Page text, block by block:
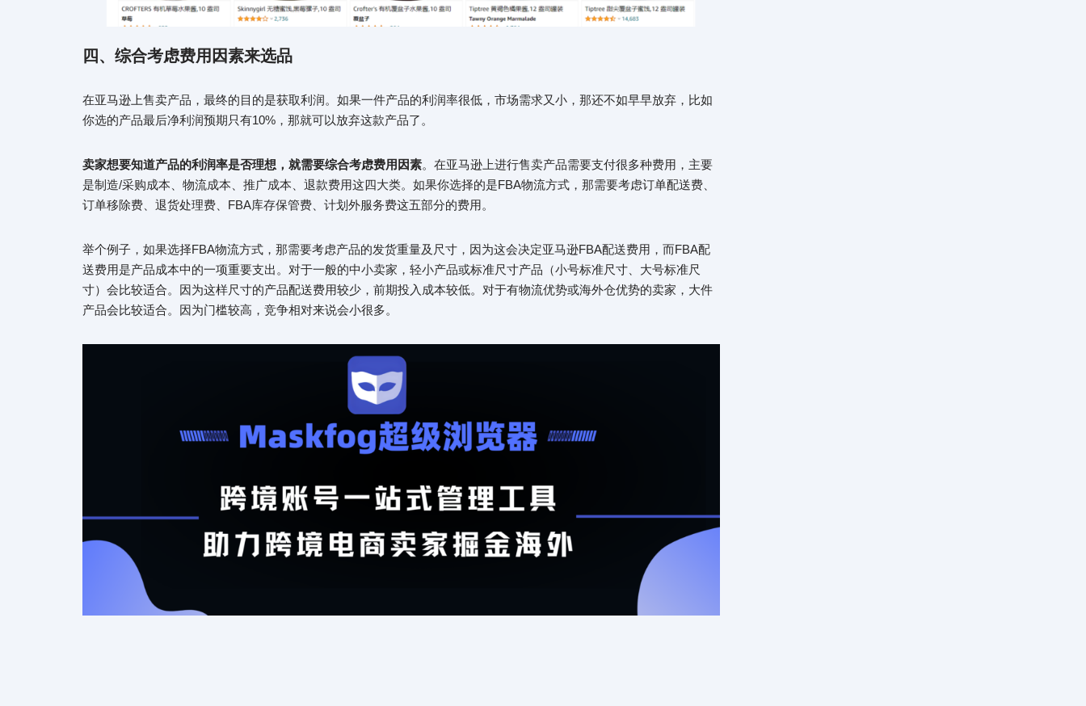
四、综合考虑费用因素来选品
在亚马逊上售卖产品，最终的目的是获取利润。如果一件产品的利润率很低，市场需求又小，那还不如早早放弃，比如
你选的产品最后净利润预期只有10%，那就可以放弃这款产品了。
卖家想要知道产品的利润率是否理想，就需要综合考虑费用因素。在亚马逊上进行售卖产品需要支付很多种费用，主要
是制造/采购成本、物流成本、推广成本、退款费用这四大类。如果你选择的是FBA物流方式，那需要考虑订单配送费、
订单移除费、退货处理费、FBA库存保管费、计划外服务费这五部分的费用。
举个例子，如果选择FBA物流方式，那需要考虑产品的发货重量及尺寸，因为这会决定亚马逊FBA配送费用，而FBA配
送费用是产品成本中的一项重要支出。对于一般的中小卖家，轻小产品或标准尺寸产品（小号标准尺寸、大号标准尺
寸）会比较适合。因为这样尺寸的产品配送费用较少，前期投入成本较低。对于有物流优势或海外仓优势的卖家，大件
产品会比较适合。因为门槛较高，竞争相对来说会小很多。